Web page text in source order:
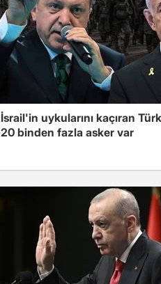
İsrail'in uykularını kaçıran
20 binden fazla asker var